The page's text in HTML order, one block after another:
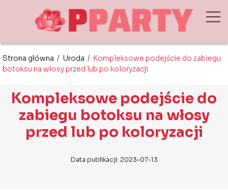
Strona główna / Uroda / Kompleksowe podejście do zabiegu
botoksu na włosy przed lub po koloryzacji
Kompleksowe podejście do
zabiegu botoksu na włosy
przed lub po koloryzacji
Data publikacji: 2023-07-13